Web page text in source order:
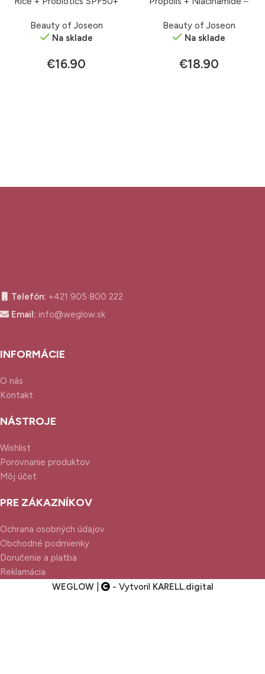
faktorom 50 ml
Beauty of Joseon
Na sklade
€16.90
Beauty of Joseon
Na sklade
€18.90
Telefón: +421 905 800 222
Email: info@weglow.sk
INFORMÁCIE
O nás
Kontakt
NÁSTROJE
Wishlist
Porovnanie produktov
Môj účet
PRE ZÁKAZNÍKOV
Ochrana osobných údajov
Obchodné podmienky
Doručenie a platba
Reklamácia
WEGLOW| - Vytvoril KARELL.digital